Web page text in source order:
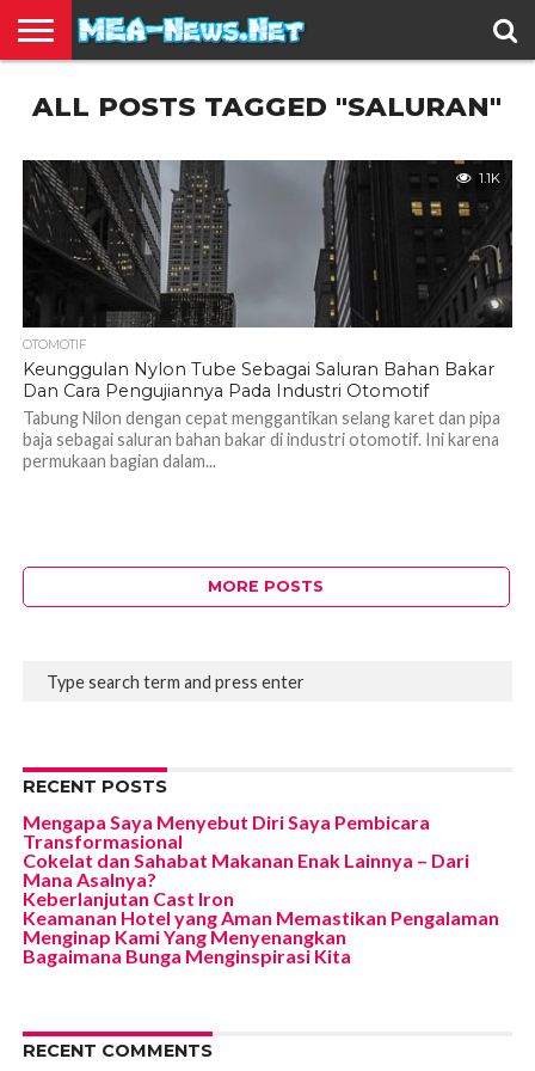
TERBARU
EDUKASI
HIBURAN
INSPIRASI
KESEHATAN
KULINER
OLAH
RAGA
OTOMOTIF
TRAVEL
JUAL
BELI
ALL POSTS TAGGED "SALURAN"
1.1K
OTOMOTIF
Keunggulan Nylon Tube Sebagai Saluran Bahan Bakar
Dan Cara Pengujiannya Pada Industri Otomotif
Tabung Nilon dengan cepat menggantikan selang karet dan pipa
baja sebagai saluran bahan bakar di industri otomotif. Ini karena
permukaan bagian dalam...
MORE POSTS
RECENT POSTS
Mengapa Saya Menyebut Diri Saya Pembicara
Transformasional
Cokelat dan Sahabat Makanan Enak Lainnya – Dari
Mana Asalnya?
Keberlanjutan Cast Iron
Keamanan Hotel yang Aman Memastikan Pengalaman
Menginap Kami Yang Menyenangkan
Bagaimana Bunga Menginspirasi Kita
RECENT COMMENTS